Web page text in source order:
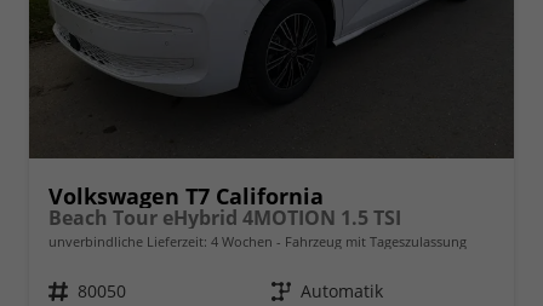
Volkswagen T7 California
Beach Tour eHybrid 4MOTION 1.5 TSI
unverbindliche Lieferzeit: 4 Wochen Fahrzeug mit Tageszulassung
Fahrzeugnr. 80050 Getriebe Automatik